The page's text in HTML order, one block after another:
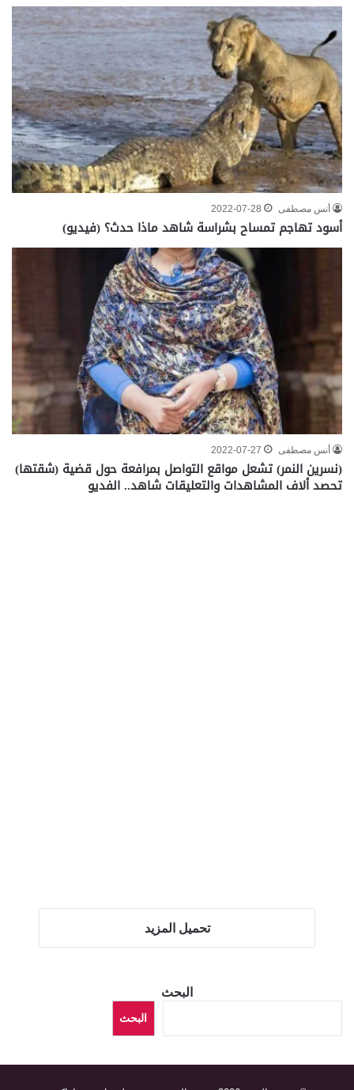
أنس مصطفى 2022-07-28
أسود تهاجم تمساح بشراسة شاهد ماذا حدث؟ (فيديو)
أنس مصطفى 2022-07-27
(نسرين النمر) تشعل مواقع التواصل بمرافعة حول قضية (شقتها)
تحصد ألاف المشاهدات والتعليقات شاهد.. الفديو
تحميل المزيد
البحث
البحث